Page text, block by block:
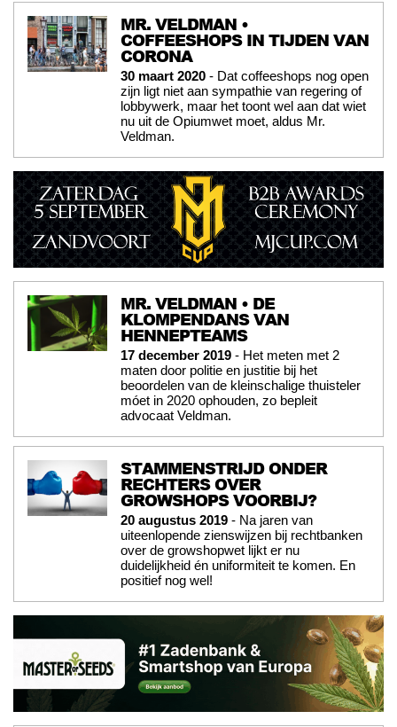
MR. VELDMAN •
COFFEESHOPS IN TIJDEN VAN
CORONA
30 maart 2020 - Dat coffeeshops nog open
zijn ligt niet aan sympathie van regering of
lobbywerk, maar het toont wel aan dat wiet
nu uit de Opiumwet moet, aldus Mr.
Veldman.
MR. VELDMAN • DE
KLOMPENDANS VAN
HENNEPTEAMS
17 december 2019 - Het meten met 2
maten door politie en justitie bij het
beoordelen van de kleinschalige thuisteler
móet in 2020 ophouden, zo bepleit
advocaat Veldman.
STAMMENSTRIJD ONDER
RECHTERS OVER
GROWSHOPS VOORBIJ?
20 augustus 2019 - Na jaren van
uiteenlopende zienswijzen bij rechtbanken
over de growshopwet lijkt er nu
duidelijkheid én uniformiteit te komen. En
positief nog wel!